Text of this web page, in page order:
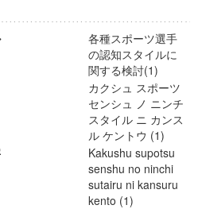
各種スポーツ選手
の認知スタイルに
関する検討(1)
カクシュ スポーツ
センシュ ノ ニンチ
スタイル ニ カンス
ル ケントウ (1)
Kakushu supotsu
senshu no ninchi
sutairu ni kansuru
kento (1)